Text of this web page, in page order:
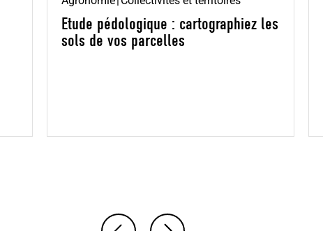
Etude pédologique : cartographiez les
sols de vos parcelles